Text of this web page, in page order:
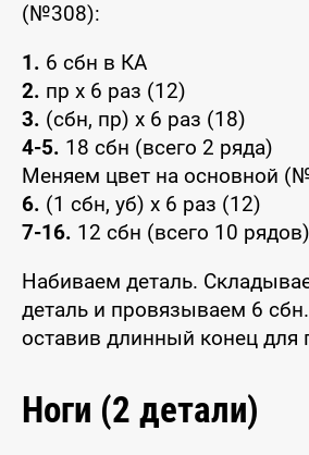
(№308):
1. 6 сбн в КА
2. пр x 6 раз (12)
3. (сбн, пр) x 6 раз (18)
4-5. 18 сбн (всего 2 ряда)
Меняем цвет на основной
6. (1 сбн, уб) x 6 раз (12)
7-16. 12 сбн (всего 10 рядов)
Набиваем деталь.
деталь и провязываем 6
оставив длинный конец для
Ноги (2 детали)